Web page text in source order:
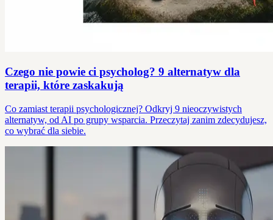
Czego nie powie ci psycholog? 9 alternatyw dla
terapii, które zaskakują
Co zamiast terapii psychologicznej? Odkryj 9 nieoczywistych
alternatyw, od AI po grupy wsparcia. Przeczytaj zanim zdecydujesz,
co wybrać dla siebie.